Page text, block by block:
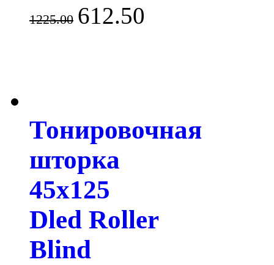
1225.00 612.50
Тонировочная
шторка
45х125
Dled Roller
Blind